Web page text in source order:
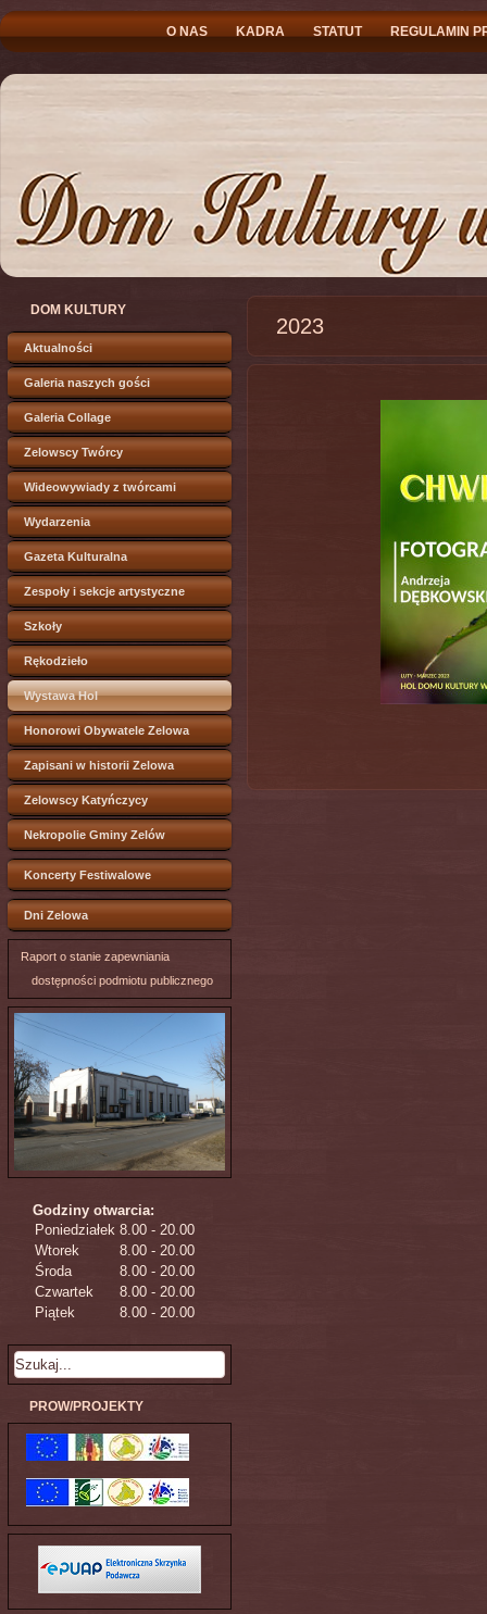
O NAS KADRA STATUT REGULAMIN
DOM KULTURY
Aktualności
Galeria naszych gości
Galeria Collage
Zelowscy Twórcy
Wideowywiady z twórcami
Wydarzenia
Gazeta Kulturalna
Zespoły i sekcje artystyczne
Szkoły
Rękodzieło
Wystawa Hol
Honorowi Obywatele Zelowa
Zapisani w historii Zelowa
Zelowscy Katyńczycy
Nekropolie Gminy Zelów
Koncerty Festiwalowe
Dni Zelowa
Raport o stanie zapewniania
dostępności podmiotu publicznego
Godziny otwarcia:
Poniedziałek 8.00 - 20.00
Wtorek
8.00 - 20.00
Środa
8.00 - 20.00
Czwartek
8.00 - 20.00
Piątek
8.00 - 20.00
PROW/PROJEKTY
2023